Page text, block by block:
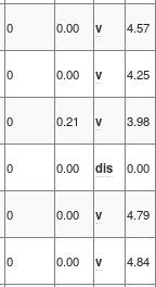
0 0.00 v
4.57
0 0.00 v
4.25
0 0.21 v
3.98
0 0.00 dis
0.00
0 0.00 v
4.79
0 0.00 v
4.84